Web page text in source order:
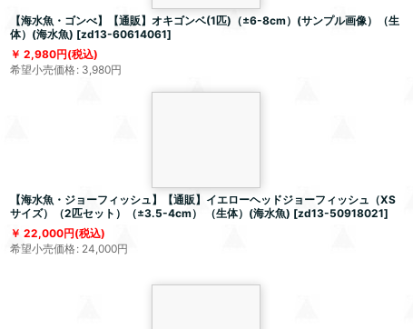
【海水魚・ゴンべ】【通販】オキゴンベ(1匹)（±6-8cm）(サンプル画像）（生
体）(海水魚) [zd13-60614061]
2,980円(税込)
希望小売価格: 3,980円
【海水魚・ジョーフィッシュ】【通販】イエローヘッドジョーフィッシュ（XS
サイズ）（2匹セット）（±3.5-4cm） （生体）(海水魚) [zd13-50918021]
22,000円(税込)
希望小売価格: 24,000円